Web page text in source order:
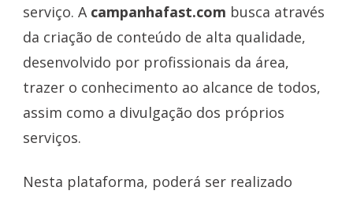
serviço. A campanhafast.com busca através
da criação de conteúdo de alta qualidade,
desenvolvido por profissionais da área,
trazer o conhecimento ao alcance de todos,
assim como a divulgação dos próprios
serviços.
Nesta plataforma, poderá ser realizado